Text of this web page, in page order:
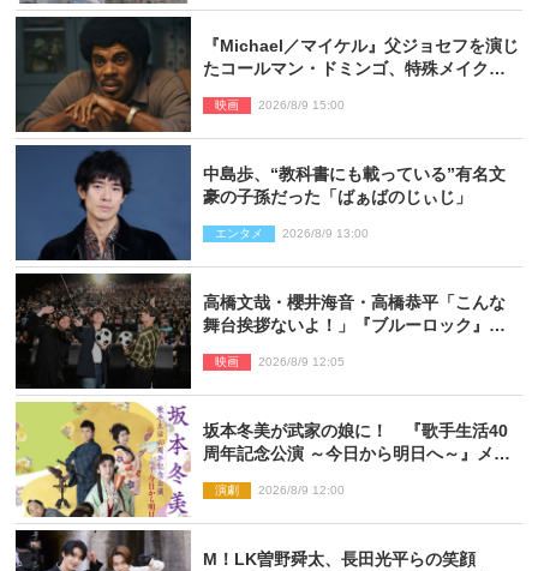
『Michael／マイケル』父ジョセフを演じ
たコールマン・ドミンゴ、特殊メイクに2
映画 2026/8/9 15:00
中島歩、“教科書にも載っている”有名文
豪の子孫だった「ばぁばのじぃじ」
エンタメ 2026/8/9 13:00
高橋文哉・櫻井海音・高橋恭平「こんな
舞台挨拶ないよ！」『ブルーロック』自
映画 2026/8/9 12:05
坂本冬美が武家の娘に！ 『歌手生活40
周年記念公演 ～今日から明日へ～』メイ
演劇 2026/8/9 12:00
M！LK曽野舜太、長田光平らの笑顔